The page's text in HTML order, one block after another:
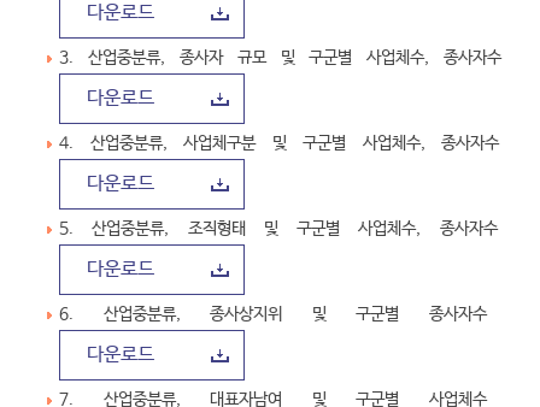
다운로드
3. 산업중분류, 종사자 규모 및 구군별 사업체수, 종사자수
다운로드
4. 산업중분류, 사업체구분 및 구군별 사업체수, 종사자수
다운로드
5. 산업중분류, 조직형태 및 구군별 사업체수, 종사자수
다운로드
6. 산업중분류, 종사상지위 및 구군별 종사자수
다운로드
7. 산업중분류, 대표자남여 및 구군별 사업체수